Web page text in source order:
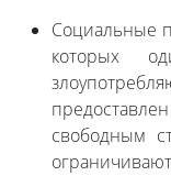
Социальные
которых
свободным